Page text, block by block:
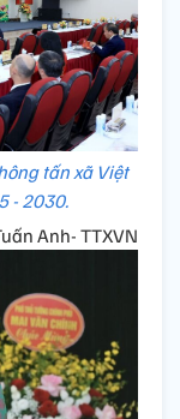
tấn xã Việt
- 2030.
Anh- TTXVN